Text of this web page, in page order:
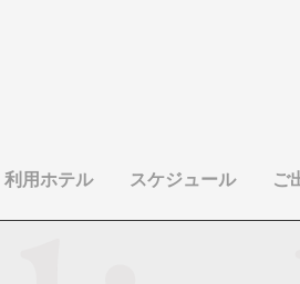
利用ホテル スケジュール ご